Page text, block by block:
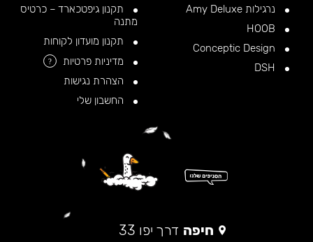
נרגילות Amy Deluxe
תקנון גיפטכארד – כרטיס
מתנה
תקנון מועדון לקוחות
מדיניות פרטיות
?
הצהרת נגישות
החשבון שלי
חיפה דרך יפו 33